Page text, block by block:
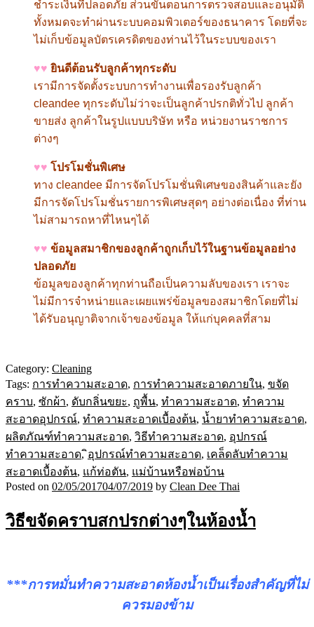
ชำระเงินที่ปลอดภัย ส่วนขั้นตอนการตรวจสอบและอนุมัติ
ทั้งหมดจะทำผ่านระบบคอมพิวเตอร์ของธนาคาร โดยที่จะ
ไม่เก็บข้อมูลบัตรเครดิตของท่านไว้ในระบบของเรา
♥♥ ยินดีต้อนรับลูกค้าทุกระดับ
เรามีการจัดตั้งระบบการทำงานเพื่อรองรับลูกค้า
cleandee ทุกระดับไม่ว่าจะเป็นลูกค้าปรกติทั่วไป ลูกค้า
ขายส่ง ลูกค้าในรูปแบบบริษัท หรือ หน่วยงานราชการ
ต่างๆ
♥♥ โปรโมชั่นพิเศษ
ทาง cleandee มีการจัดโปรโมชั่นพิเศษของสินค้าและยัง
มีการจัดโปรโมชั่นรายการพิเศษสุดๆ อย่างต่อเนื่อง ที่ท่าน
ไม่สามารถหาที่ไหนๆได้
♥♥ ข้อมูลสมาชิกของลูกค้าถูกเก็บไว้ในฐานข้อมูลอย่าง
ปลอดภัย
ข้อมูลของลูกค้าทุกท่านถือเป็นความลับของเรา เราจะ
ไม่มีการจำหน่ายและเผยแพร่ข้อมูลของสมาชิกโดยที่ไม่
ได้รับอนุญาติจากเจ้าของข้อมูล ให้แก่บุคคลที่สาม
Category: Cleaning
Tags: การทำความสะอาด, การทำความสะอาดภายใน, ขจัด
คราบ, ซักผ้า, ดับกลิ่นขยะ, ถูพื้น, ทำความสะอาด, ทำความ
สะอาดอุปกรณ์, ทำความสะอาดเบื้องต้น, น้ำยาทำความสะอาด,
ผลิตภัณฑ์ทำความสะอาด, วิธีทำความสะอาด, อุปกรณ์
ทำความสะอาด,ิอุปกรณ์ทำความสะอาด, เคล็ดลับทำความ
สะอาดเบื้องต้น, แก้ท่อตัน, แม่บ้านหรือพ่อบ้าน
Posted on 02/05/201704/07/2019 by Clean Dee Thai
วิธีขจัดคราบสกปรกต่างๆในห้องน้ำ
***การหมั่นทำความสะอาดห้องน้ำเป็นเรื่องสำคัญที่ไม่
ควรมองข้าม